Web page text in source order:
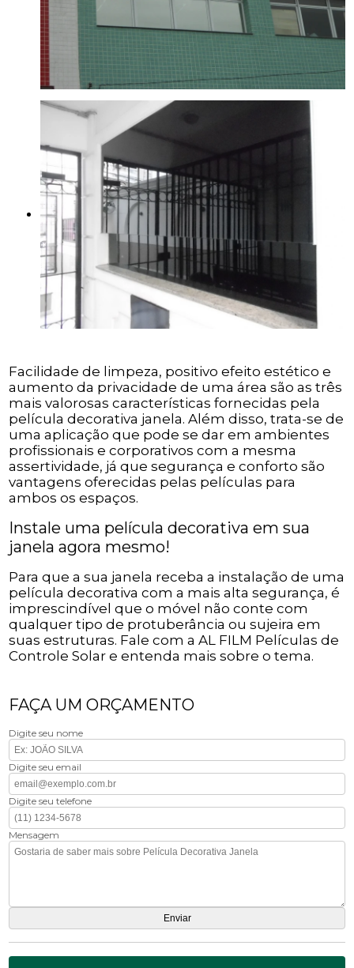
Facilidade de limpeza, positivo efeito estético e
aumento da privacidade de uma área são as três
mais valorosas características fornecidas pela
película decorativa janela. Além disso, trata-se de
uma aplicação que pode se dar em ambientes
profissionais e corporativos com a mesma
assertividade, já que segurança e conforto são
vantagens oferecidas pelas películas para
ambos os espaços.
Instale uma película decorativa em sua
janela agora mesmo!
Para que a sua janela receba a instalação de uma
película decorativa com a mais alta segurança, é
imprescindível que o móvel não conte com
qualquer tipo de protuberância ou sujeira em
suas estruturas. Fale com a AL FILM Películas de
Controle Solar e entenda mais sobre o tema.
FAÇA UM ORÇAMENTO
Digite seu nome
Digite seu email
Digite seu telefone
Mensagem